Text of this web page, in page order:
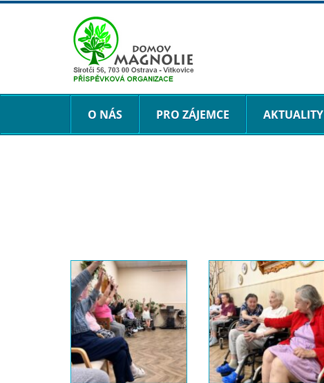
O NÁS PRO ZÁJEMCE AKTUALITY